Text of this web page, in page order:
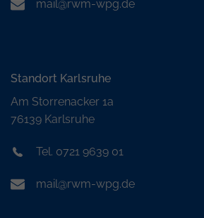
mail@rwm-wpg.de
Standort Karlsruhe
Am Storrenacker 1a
76139 Karlsruhe
Tel. 0721 9639 01
mail@rwm-wpg.de